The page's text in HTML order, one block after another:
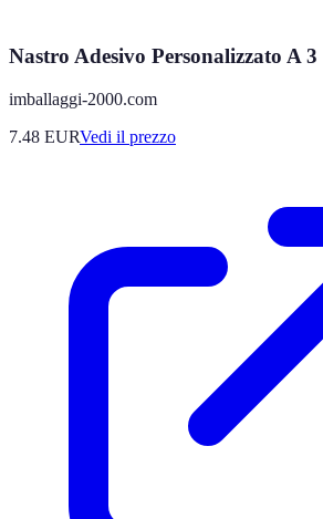
Nastro Adesivo Personalizzato A
imballaggi-2000.com
7.48 EURVedi il prezzo